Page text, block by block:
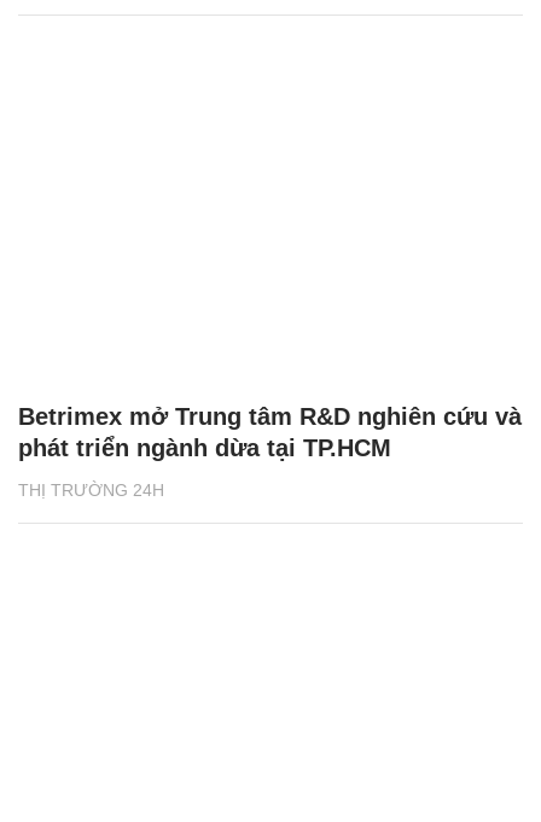
THỊ TRƯỜNG 24H
Betrimex mở Trung tâm R&D nghiên cứu và
phát triển ngành dừa tại TP.HCM